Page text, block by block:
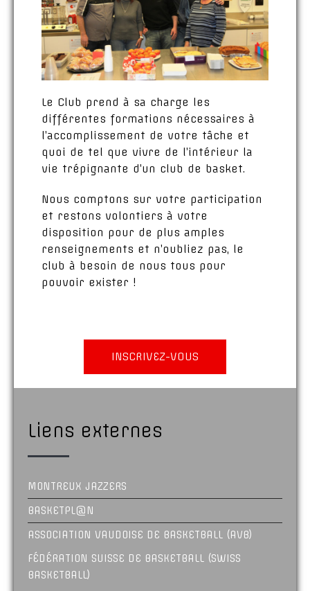
Le Club prend à sa charge les
différentes formations nécessaires à
l’accomplissement de votre tâche et
quoi de tel que vivre de l’intérieur la
vie trépignante d’un club de basket.
Nous comptons sur votre participation
et restons volontiers à votre
disposition pour de plus amples
renseignements et n’oubliez pas, le
club à besoin de nous tous pour
pouvoir exister !
INSCRIVEZ-VOUS
Liens externes
MONTREUX JAZZERS
BASKETPL@N
ASSOCIATION VAUDOISE DE BASKETBALL (AVB)
FÉDÉRATION SUISSE DE BASKETBALL (SWISS
BASKETBALL)